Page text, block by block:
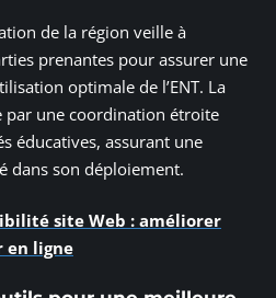
de la région veille à
prenantes pour assurer une
optimale de l’ENT. La
par une coordination étroite
éducatives, assurant une
dans son déploiement.
site Web : améliorer
en ligne